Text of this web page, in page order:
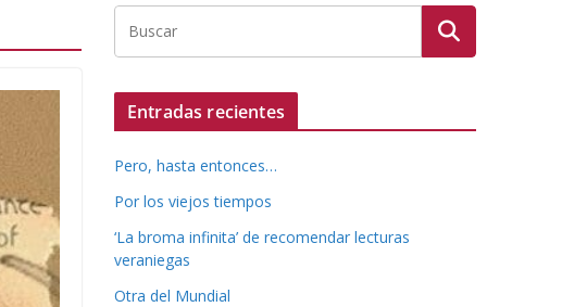
Entradas recientes
Pero, hasta entonces…
Por los viejos tiempos
‘La broma infinita’ de recomendar lecturas
veraniegas
Otra del Mundial